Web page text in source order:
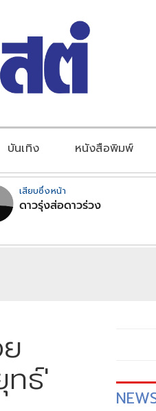
บันเทิง หนังสือพิมพ์
เสียบซึ่งหน้า
ดาวรุ่งส่อดาวร่วง
ทธ์'